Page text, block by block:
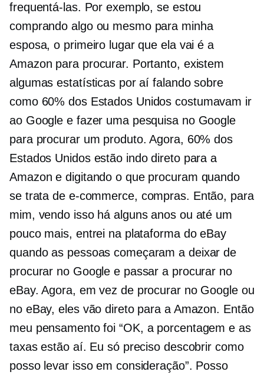
frequentá-las. Por exemplo, se estou
comprando algo ou mesmo para minha
esposa, o primeiro lugar que ela vai é a
Amazon para procurar. Portanto, existem
algumas estatísticas por aí falando sobre
como 60% dos Estados Unidos costumavam ir
ao Google e fazer uma pesquisa no Google
para procurar um produto. Agora, 60% dos
Estados Unidos estão indo direto para a
Amazon e digitando o que procuram quando
se trata de e-commerce, compras. Então, para
mim, vendo isso há alguns anos ou até um
pouco mais, entrei na plataforma do eBay
quando as pessoas começaram a deixar de
procurar no Google e passar a procurar no
eBay. Agora, em vez de procurar no Google ou
no eBay, eles vão direto para a Amazon. Então
meu pensamento foi “OK, a porcentagem e as
taxas estão aí. Eu só preciso descobrir como
posso levar isso em consideração”. Posso